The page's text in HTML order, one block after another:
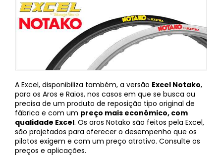
A Excel, disponibiliza também, a versão Excel Notako,
para os Aros e Raios, nos casos em que se busca ou
precisa de um produto de reposição tipo original de
fábrica e com um preço mais econômico, com
qualidade Excel. Os aros Notako são feitos pela Excel,
são projetados para oferecer o desempenho que os
pilotos exigem e com um preço atrativo. Consulte os
preços e aplicações.